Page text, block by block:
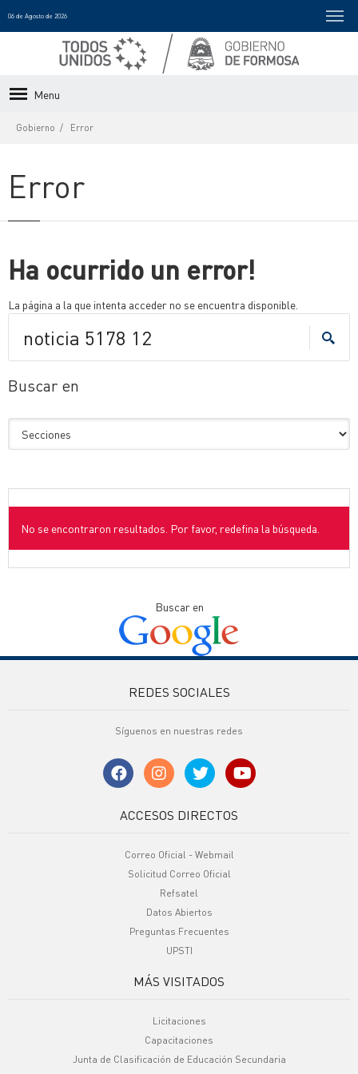
06 de Agosto de 2026
Menu
Gobierno Error
Error
Ha ocurrido un error!
La página a la que intenta acceder no se encuentra disponible.
Buscar en
No se encontraron resultados. Por favor, redefina la búsqueda.
Buscar en
REDES SOCIALES
Síguenos en nuestras redes
ACCESOS DIRECTOS
Correo Oficial - Webmail
Solicitud Correo Oficial
Refsatel
Datos Abiertos
Preguntas Frecuentes
UPSTI
MÁS VISITADOS
Licitaciones
Capacitaciones
Junta de Clasificación de Educación Secundaria